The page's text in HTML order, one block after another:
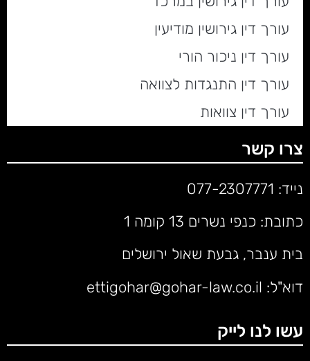
עורך דין גירושין מודיעין
עורך דין ניכור הורי
עורך דין התנגדות לצוואה
עורך דין צוואות
צרו קשר
נייד: 077-2307771
כתובת: כנפי נשרים 13 קומה 1
בית ענבר, גבעת שאול ירושלים
דוא"ל: ettigohar@gohar-law.co.il
עשו לנו לייק